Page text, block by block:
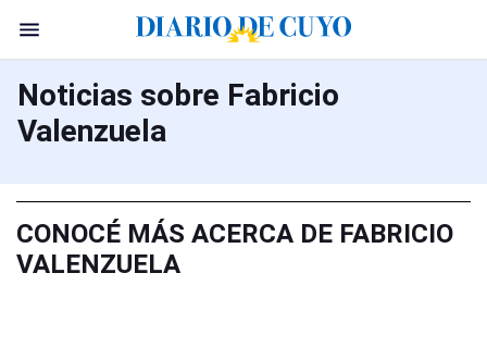
Noticias sobre Fabricio
Valenzuela
CONOCÉ MÁS ACERCA DE FABRICIO
VALENZUELA